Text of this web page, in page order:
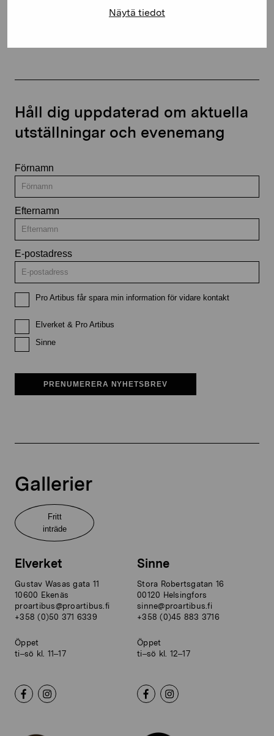
Näytä tiedot
Håll dig uppdaterad om aktuella
utställningar och evenemang
Förnamn
Efternamn
E-postadress
Pro Artibus får spara min information för vidare kontakt
Elverket & Pro Artibus
Sinne
PRENUMERERA NYHETSBREV
Gallerier
Fritt
inträde
Elverket
Gustav Wasas gata 11
10600 Ekenäs
proartibus@proartibus.fi
+358 (0)50 371 6339
Öppet
ti–sö kl. 11–17
Sinne
Stora Robertsgatan 16
00120 Helsingfors
sinne@proartibus.fi
+358 (0)45 883 3716
Öppet
ti–sö kl. 12–17